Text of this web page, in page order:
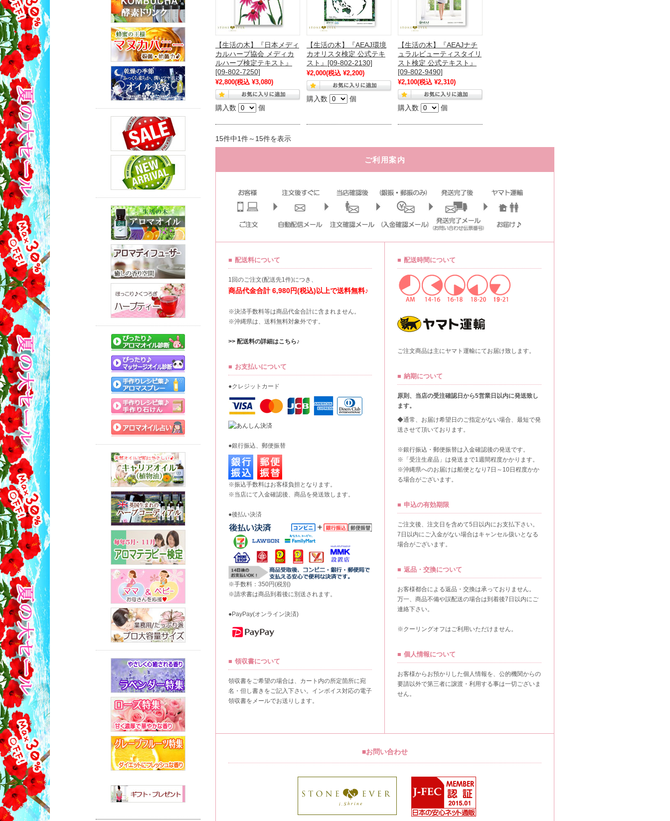
【生活の木】『日本メディ
カルハーブ協会 メディカ
ルハーブ検定テキスト』
[09-802-7250]
¥2,800(税込 ¥3,080)
購入数 個
【生活の木】『AEAJ環境
カオリスタ検定 公式テキ
スト』[09-802-2130]
¥2,000(税込 ¥2,200)
購入数 個
【生活の木】『AEAJナチ
ュラルビューティスタイリ
スト検定 公式テキスト』
[09-802-9490]
¥2,100(税込 ¥2,310)
購入数 個
15件中1件～15件を表示
ご利用案内
配送料について
1回のご注文(配送先1件)につき、
商品代金合計 6,980円(税込)以上で送料無料♪
※決済手数料等は商品代金合計に含まれません。
※沖縄県は、送料無料対象外です。
>> 配送料の詳細はこちら♪
お支払いについて
●クレジットカード
●銀行振込、郵便振替
※振込手数料はお客様負担となります。
※当店にて入金確認後、商品を発送致します。
●後払い決済
※手数料：350円(税別)
※請求書は商品到着後に別送されます。
●PayPay(オンライン決済)
領収書について
領収書をご希望の場合は、カート内の所定箇所に宛
名・但し書きをご記入下さい。インボイス対応の電子
領収書をメールでお送りします。
配送時間について
ご注文商品は主にヤマト運輸にてお届け致します。
納期について
原則、当店の受注確認日から5営業日以内に発送致し
ます。
◆通常、お届け希望日のご指定がない場合、最短で発
送させて頂いております。
※銀行振込・郵便振替は入金確認後の発送です。
※「受注生産品」は発送まで1週間程度かかります。
※沖縄県へのお届けは船便となり7日～10日程度かか
る場合がございます。
申込の有効期限
ご注文後、注文日を含めて5日以内にお支払下さい。
7日以内にご入金がない場合はキャンセル扱いとなる
場合がございます。
返品・交換について
お客様都合による返品・交換は承っておりません。
万一、商品不備や誤配送の場合は到着後7日以内にご
連絡下さい。
※クーリングオフはご利用いただけません。
個人情報について
お客様からお預かりした個人情報を、公的機関からの
要請以外で第三者に譲渡・利用する事は一切ございま
せん。
■お問い合わせ